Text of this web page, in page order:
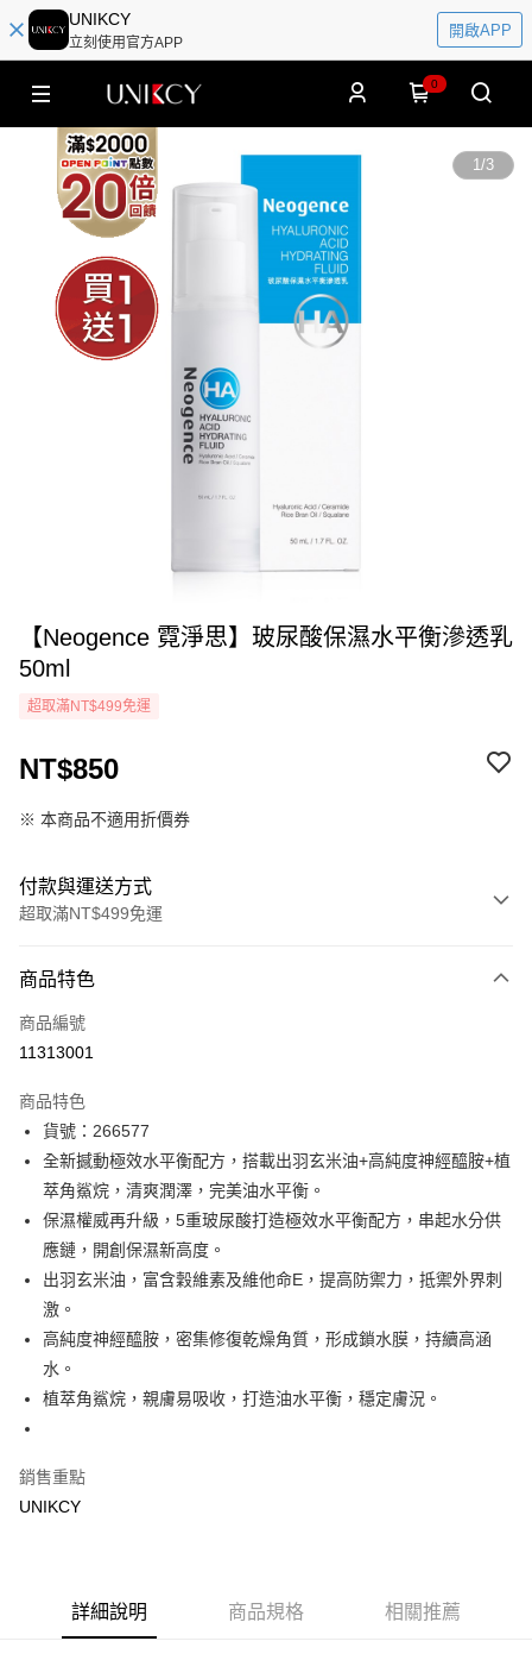
UNIKCY
立刻使用官方APP
開啟APP
0
1/3
【Neogence 霓淨思】玻尿酸保濕水平衡滲透乳
50ml
超取滿NT$499免運
NT$850
※ 本商品不適用折價券
付款與運送方式
超取滿NT$499免運
icash Pay
信用卡一次付款
LINE Pay
Apple Pay
街口支付
悠遊付
Google Pay
運送方式
7-11取貨付款［需3-5個工作天不含預購商品］
每筆NT$70，滿NT$499(含以上)免運費
付款後7-11取貨［需3-5個工作天不含預購商品］
每筆NT$70，滿NT$499(含以上)免運費
商品特色
商品編號
11313001
商品特色
貨號：266577
全新撼動極效水平衡配方，搭載出羽玄米油+高純度神經醯胺+植
萃角鯊烷，清爽潤澤，完美油水平衡。
保濕權威再升級，5重玻尿酸打造極效水平衡配方，串起水分供
應鏈，開創保濕新高度。
出羽玄米油，富含穀維素及維他命E，提高防禦力，抵禦外界刺
激。
高純度神經醯胺，密集修復乾燥角質，形成鎖水膜，持續高涵
水。
植萃角鯊烷，親膚易吸收，打造油水平衡，穩定膚況。
銷售重點
UNIKCY
詳細說明 商品規格 相關推薦